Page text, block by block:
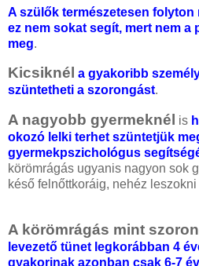
A szülők természetesen folyton
ez nem sokat segít, mert nem a
meg.
Kicsiknél a gyakoribb
szüntetheti a szorongást.
A nagyobb gyermeknél is
okozó lelki terhet szüntetjük
gyermekpszichológus
körömrágás ugyanis nagyon sok
késő felnőttkoráig, nehéz leszokni
A körömrágás mint
levezető tünet legkorábban 4
gyakorinak azonban csak 6-7